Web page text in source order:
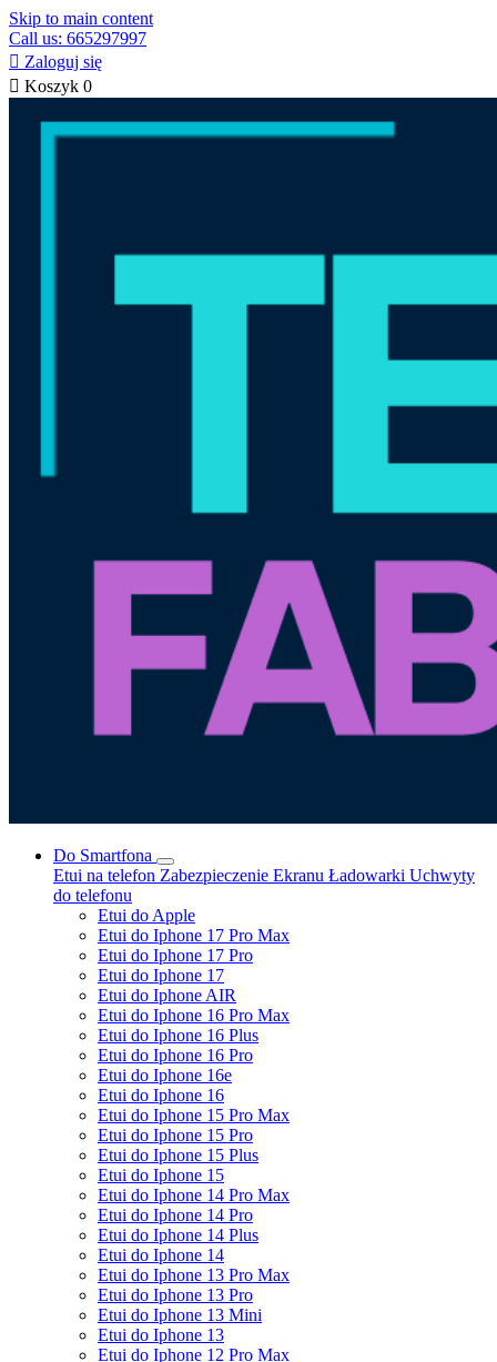
Skip to main content
Call us: 665297997
 Zaloguj się
 Koszyk 0
Do Smartfona
Etui na telefon Zabezpieczenie Ekranu Ładowarki Uchwyty
do telefonu
Etui do Apple
Etui do Iphone 17 Pro Max
Etui do Iphone 17 Pro
Etui do Iphone 17
Etui do Iphone AIR
Etui do Iphone 16 Pro Max
Etui do Iphone 16 Plus
Etui do Iphone 16 Pro
Etui do Iphone 16e
Etui do Iphone 16
Etui do Iphone 15 Pro Max
Etui do Iphone 15 Pro
Etui do Iphone 15 Plus
Etui do Iphone 15
Etui do Iphone 14 Pro Max
Etui do Iphone 14 Pro
Etui do Iphone 14 Plus
Etui do Iphone 14
Etui do Iphone 13 Pro Max
Etui do Iphone 13 Pro
Etui do Iphone 13 Mini
Etui do Iphone 13
Etui do Iphone 12 Pro Max